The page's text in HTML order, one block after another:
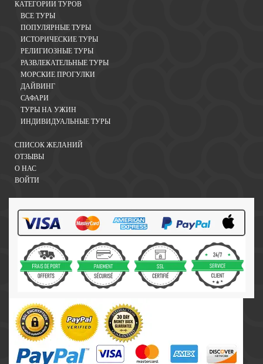
КАТЕГОРИИ ТУРОВ
ВСЕ ТУРЫ
ПОПУЛЯРНЫЕ ТУРЫ
ИСТОРИЧЕСКИЕ ТУРЫ
РЕЛИГИОЗНЫЕ ТУРЫ
РАЗВЛЕКАТЕЛЬНЫЕ ТУРЫ
МОРСКИЕ ПРОГУЛКИ
ДАЙВИНГ
САФАРИ
ТУРЫ НА УЖИН
ИНДИВИДУАЛЬНЫЕ ТУРЫ
СПИСОК ЖЕЛАНИЙ
ОТЗЫВЫ
О НАС
ВОЙТИ